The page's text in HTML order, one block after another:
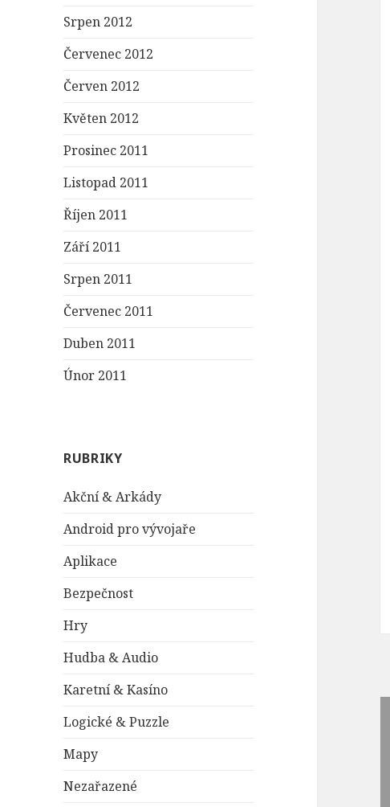
Srpen 2012
Červenec 2012
Červen 2012
Květen 2012
Prosinec 2011
Listopad 2011
Říjen 2011
Září 2011
Srpen 2011
Červenec 2011
Duben 2011
Únor 2011
RUBRIKY
Akční & Arkády
Android pro vývojaře
Aplikace
Bezpečnost
Hry
Hudba & Audio
Karetní & Kasíno
Logické & Puzzle
Mapy
Nezařazené